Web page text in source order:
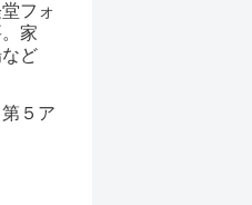
フォ
家
ど
５ア